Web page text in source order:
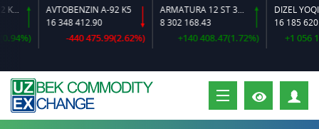
AVTOBENZIN A-92 K5
16 348 412.90
-440 475.99(2.62%)
ARMATURA 12 ST 35 GS O‘LCHAMLI
8 302 168.43
+140 408.47(1.72%)
DIZEL
16 185 620.72
+1 056